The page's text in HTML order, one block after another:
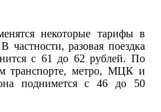
некоторые тарифы в
частности, разовая поездка
с 61 до 62 рублей. По
транспорте, метро, МЦК и
поднимется с 46 до 50